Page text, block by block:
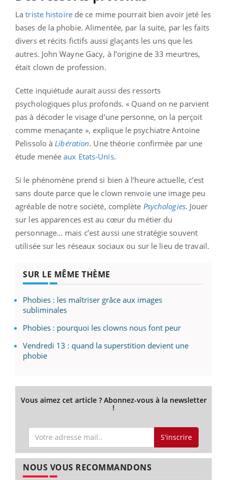
Latriste histoirede ce mime pourrait bien avoir jeté les
bases de la phobie. Alimentée, par la suite, par les faits
divers et récits fictifs aussi glaçants les uns que les
autres. John Wayne Gacy, à l’origine de 33 meurtres,
était clown de profession.
Cette inquiétude aurait aussi des ressorts
psychologiques plus profonds. « Quand on ne parvient
pas à décoder le visage d’une personne, on la perçoit
comme menaçante », explique le psychiatre Antoine
Pelissolo àLibération. Une théorie confirmée par une
étude menéeaux Etats-Unis.
Si le phénomène prend si bien à l’heure actuelle, c’est
sans doute parce que le clown renvoie une image peu
agréable de notre société, complète Psychologies. Jouer
sur les apparences est au cœur du métier du
personnage… mais c’est aussi une stratégie souvent
utilisée sur les réseaux sociaux ou sur le lieu de travail.
SUR LE MÊME THÈME
Phobies : les maîtriser grâce aux images
subliminales
Phobies : pourquoi les clowns nous font peur
Vendredi 13 : quand la superstition devient une
phobie
Vous aimez cet article ? Abonnez-vous à la newsletter
!
S'inscrire
NOUS VOUS RECOMMANDONS